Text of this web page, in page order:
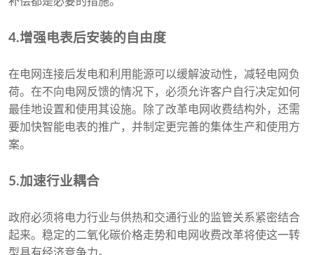
4.增强电表后安装的自由度
在电网连接后发电和利用能源可以缓解波动性，减轻电网负
荷。在不向电网反馈的情况下，必须允许客户自行决定如何
最佳地设置和使用其设施。除了改革电网收费结构外，还需
要加快智能电表的推广，并制定更完善的集体生产和使用方
案。
5.加速行业耦合
政府必须将电力行业与供热和交通行业的监管关系紧密结合
起来。稳定的二氧化碳价格走势和电网收费改革将使这一转